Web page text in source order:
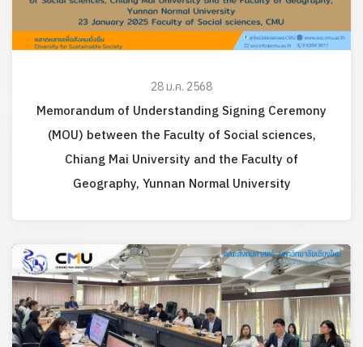
28 ม.ค. 2568
Memorandum of Understanding Signing Ceremony
(MOU) between the Faculty of Social sciences,
Chiang Mai University and the Faculty of
Geography, Yunnan Normal University